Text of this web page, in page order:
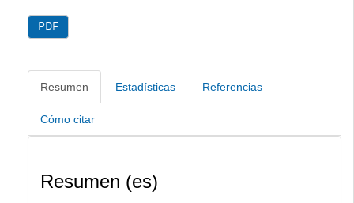
PDF
Resumen Estadísticas Referencias
Cómo citar
Resumen (es)